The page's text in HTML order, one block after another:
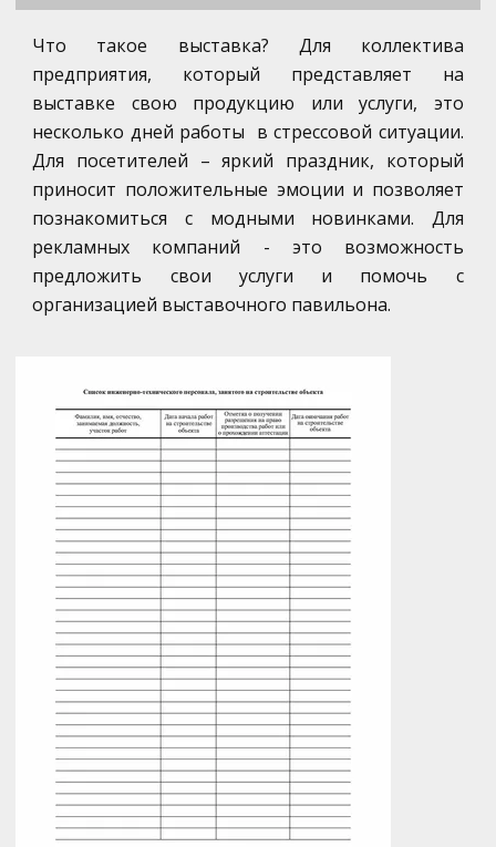
Что такое выставка? Для коллектива
предприятия, который представляет на
выставке свою продукцию или услуги, это
несколько дней работы в стрессовой ситуации.
Для посетителей – яркий праздник, который
приносит положительные эмоции и позволяет
познакомиться с модными новинками. Для
рекламных компаний - это возможность
предложить свои услуги и помочь с
организацией выставочного павильона.